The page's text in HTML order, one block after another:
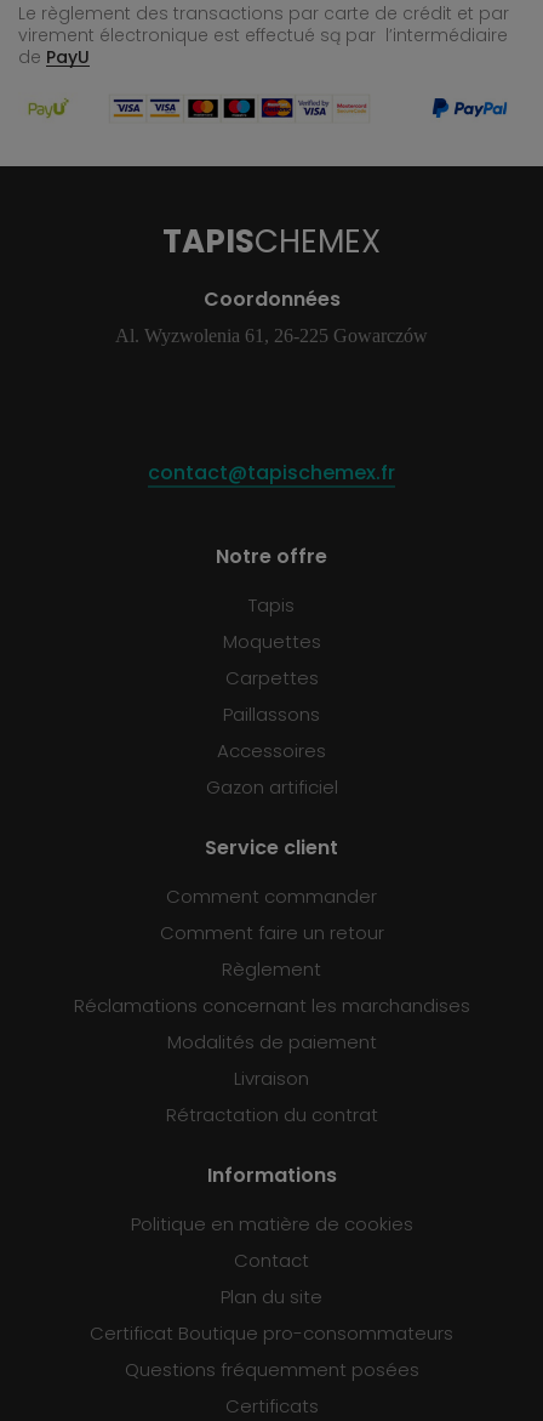
Le règlement des transactions par carte de crédit et par
virement électronique est effectué są par l’intermédiaire
de PayU
TAPISCHEMEX
Coordonnées
Al. Wyzwolenia 61, 26-225 Gowarczów
contact@tapischemex.fr
Notre offre
Tapis
Moquettes
Carpettes
Paillassons
Accessoires
Gazon artificiel
Service client
Comment commander
Comment faire un retour
Règlement
Réclamations concernant les marchandises
Modalités de paiement
Livraison
Rétractation du contrat
Informations
Politique en matière de cookies
Contact
Plan du site
Certificat Boutique pro-consommateurs
Questions fréquemment posées
Certificats